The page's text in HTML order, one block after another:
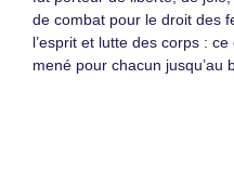
de combat pour le droit des
l’esprit et lutte des corps :
mené pour chacun jusqu’au